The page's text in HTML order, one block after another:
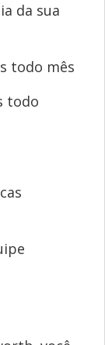
da sua
todo mês
todo